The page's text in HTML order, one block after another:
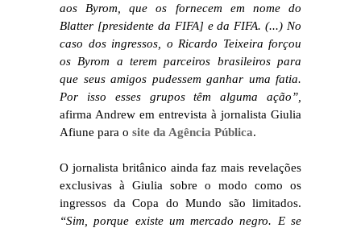
aos Byrom, que os fornecem em nome do
Blatter [presidente da FIFA] e da FIFA. (...) No
caso dos ingressos, o Ricardo Teixeira forçou
os Byrom a terem parceiros brasileiros para
que seus amigos pudessem ganhar uma fatia.
Por isso esses grupos têm alguma ação”,
afirma Andrew em entrevista à jornalista Giulia
Afiune para o site da Agência Pública.
O jornalista britânico ainda faz mais revelações
exclusivas à Giulia sobre o modo como os
ingressos da Copa do Mundo são limitados.
“Sim, porque existe um mercado negro. E se